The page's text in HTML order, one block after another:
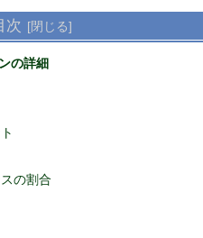
次
の詳細
の割合